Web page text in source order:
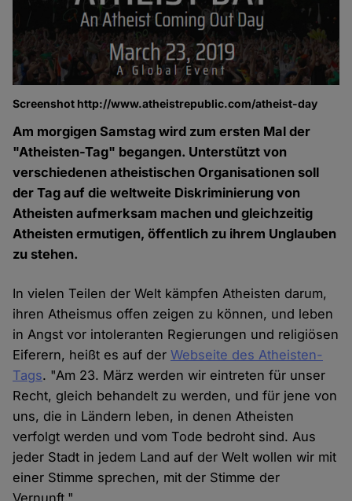
Screenshot http://www.atheistrepublic.com/atheist-day
Am morgigen Samstag wird zum ersten Mal der
"Atheisten-Tag" begangen. Unterstützt von
verschiedenen atheistischen Organisationen soll
der Tag auf die weltweite Diskriminierung von
Atheisten aufmerksam machen und gleichzeitig
Atheisten ermutigen, öffentlich zu ihrem Unglauben
zu stehen.
In vielen Teilen der Welt kämpfen Atheisten darum,
ihren Atheismus offen zeigen zu können, und leben
in Angst vor intoleranten Regierungen und religiösen
Eiferern, heißt es auf derWebseite des Atheisten-
Tags. "Am 23. März werden wir eintreten für unser
Recht, gleich behandelt zu werden, und für jene von
uns, die in Ländern leben, in denen Atheisten
verfolgt werden und vom Tode bedroht sind. Aus
jeder Stadt in jedem Land auf der Welt wollen wir mit
einer Stimme sprechen, mit der Stimme der